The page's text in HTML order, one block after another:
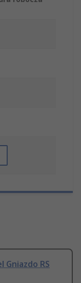
Gniazdo RS